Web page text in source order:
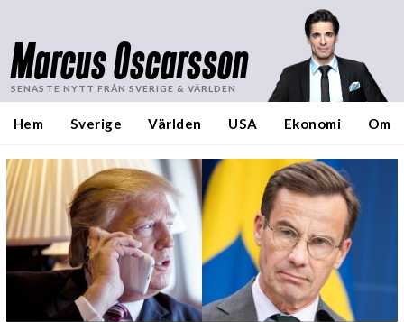
Marcus Oscarsson
SENASTE NYTT FRÅN SVERIGE & VÄRLDEN
Hem Sverige Världen USA Ekonomi Om